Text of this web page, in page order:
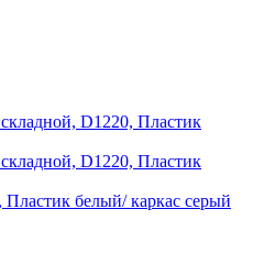
белый/ каркас серый